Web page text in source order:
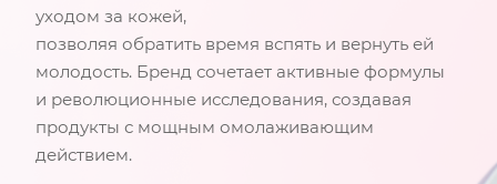
уходом за кожей,
позволяя обратить время вспять и вернуть ей
молодость. Бренд сочетает активные формулы
и революционные исследования, создавая
продукты с мощным омолаживающим
действием.